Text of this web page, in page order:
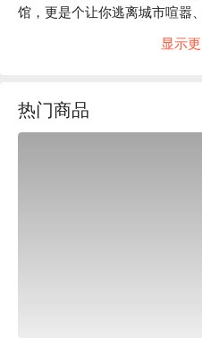
馆，更是个让你逃离城市喧嚣
日本大使馆的主厨，将国际级
【招牌菜色】
枫糖腌制鲑鱼：主厨以精湛手
显示
热门商品